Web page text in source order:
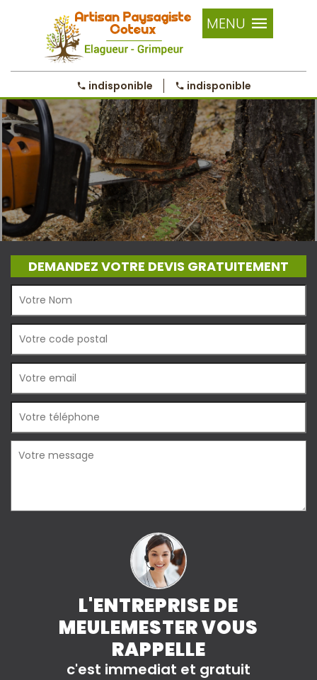
MENU
indisponible indisponible
DEMANDEZ VOTRE DEVIS GRATUITEMENT
L'ENTREPRISE DE
MEULEMESTER VOUS
RAPPELLE
c'est immediat et gratuit